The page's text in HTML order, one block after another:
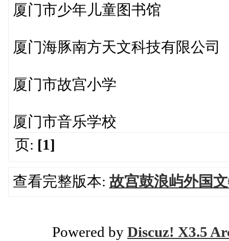
厦门市少年儿童图书馆
厦门海豚南方天文科技有限公司
厦门市故宫小学
厦门市音乐学校
页: [1]
查看完整版本: 故宫鼓浪屿外国
Powered by Discuz! X3.5